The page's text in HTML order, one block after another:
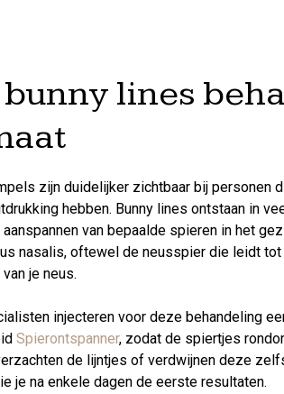
bunny lines
zijn duidelijker zichtbaar bij personen
hebben. Bunny lines ontstaan in
van bepaalde spieren in het
nasalis, oftewel de neusspier die leidt
je neus.
injecteren voor deze behandeling
Spierontspanner, zodat de spiertjes
de lijntjes of verdwijnen deze
je na enkele dagen de eerste resultaten.